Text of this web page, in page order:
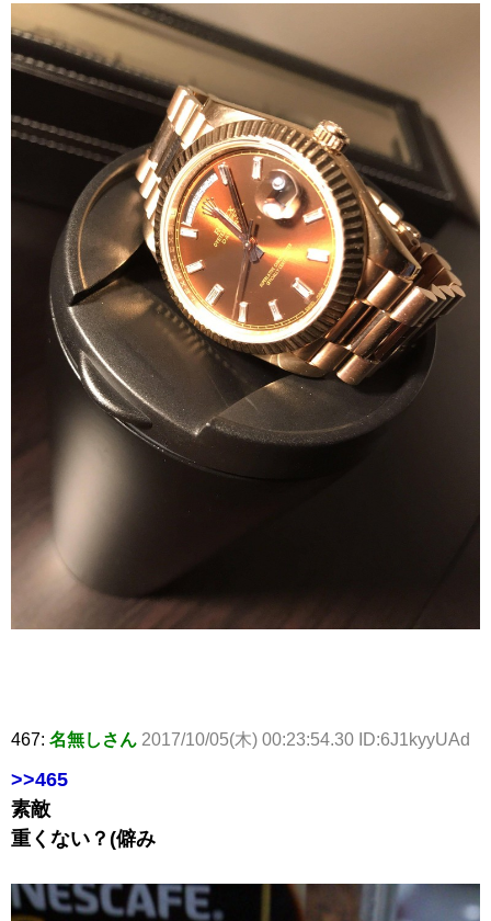
467: 名無しさん 2017/10/05(木) 00:23:54.30 ID:6J1kyyUAd
>>465
素敵
重くない？(僻み